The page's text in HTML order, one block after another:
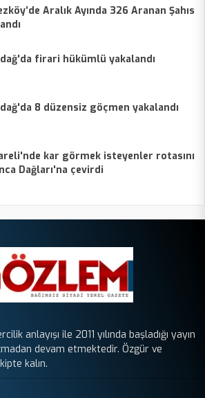
Aralık Ayında 326 Aranan Şahıs
firari hükümlü yakalandı
8 düzensiz göçmen yakalandı
kar görmek isteyenler rotasını
Dağları'na çevirdi
anlayışı ile 2011 yılında başladığı yayın
devam etmektedir. Özgür ve
kalın.